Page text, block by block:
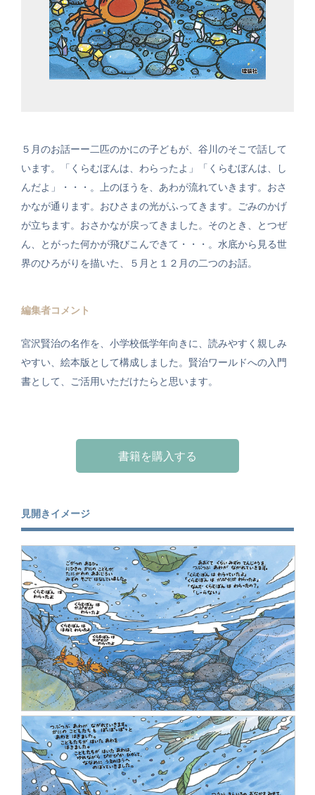
５月のお話ーー二匹のかにの子どもが、谷川のそこで話して
います。「くらむぼんは、わらったよ」「くらむぼんは、し
んだよ」・・・。上のほうを、あわが流れていきます。おさ
かなが通ります。おひさまの光がふってきます。ごみのかげ
が立ちます。おさかなが戻ってきました。そのとき、とつぜ
ん、とがった何かが飛びこんできて・・・。水底から見る世
界のひろがりを描いた、５月と１２月の二つのお話。
編集者コメント
宮沢賢治の名作を、小学校低学年向きに、読みやすく親しみ
やすい、絵本版として構成しました。賢治ワールドへの入門
書として、ご活用いただけたらと思います。
書籍を購入する
見開きイメージ